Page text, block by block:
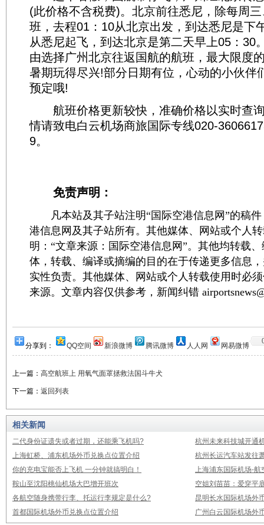
(此价格不含税费)。北京前往悉尼，除每周
班，去程01：10从北京出发，到达悉尼是下
从悉尼起飞，到达北京是第二天早上05：30
由选择广州北京往返国航的航班，最大限度
暑期玩得尽兴!部分日期有位，心动的小伙伴
预定哦!
航班价格更新较快，准确价格以实时查
情请致电白云机场商旅国际专线020-
9。
免责声明：
凡本站及其子站注明“国际空港信息网”的稿件
港信息网及其子站所有。其他媒体、网站或个人
明：“文章来源：国际空港信息网”。其他均转载
体，转载、编译或摘编的目的在于传递更多信息
实性负责。其他媒体、网站或个人转载使用时必
来源。文章内容仅供参考，新闻纠错
分享到： QQ空间 新浪微博 腾讯微博 人人网 网易微博
上一篇： 高空航班上 用氧气面罩拯救法国斗牛犬
下一篇： 返回列表
相关新闻
二代身份证遗失或者过期，还能乘飞机吗?
杭州未来科技城开通
上海虹桥、浦东机场外币兑换点位置介绍
杭州长运汽车站发往
你的充电宝能否上飞机 一分钟就搞明白！
上海浦东国际机场-航
鞍山至沈阳桃仙机场大巴增开班次
空姐刘苗苗：爱穿平
各航空随身携带行李、托运行李规定是什么?
昆明长水国际机场外
首都国际机场外币兑换点位置介绍
广州白云国际机场外